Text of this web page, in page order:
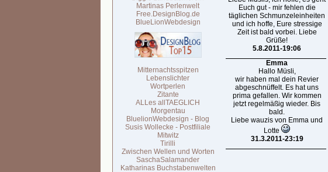
Martinas Perlenwelt
Free.DesignBlog.de
BlueLionWebdesign
Mitternachtsspitzen
Lebenslichter
Wortperlen
Zitante
ALLes allTAEGLICH
Morgentau
BluelionWebdesign - Blog
Susis Wollecke - Postfiliale
Mitwitz
Tirilli
Zwischen Wellen und Worten
SaschaSalamander
Katharinas Buchstabenwelten
Euch gut - mir fehlen die
täglichen Schmunzeleinheiten
und ich hoffe, Eure stressige
Zeit ist bald vorbei. Liebe
Grüße!
5.8.2011-19:06
Emma
Hallo Müsli,
wir haben mal dein Revier
abgeschnüffelt. Es hat uns
prima gefallen. Wir kommen
jetzt regelmäßig wieder. Bis
bald.
Liebe wauzis von Emma und
Lotte
31.3.2011-23:19